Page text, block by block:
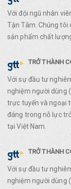
Với đội ngũ nhân
Tận Tâm. Chúng tôi
sản phẩm chất
TRỞ THÀNH
Với sự đầu tư
nghiệm người dùng
trực tuyến và ngoại
đáng trong nỗ lực
tại Việt Nam.
TRỞ THÀNH
Với sự đầu tư
nghiệm người dùng